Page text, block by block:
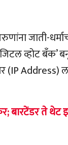
जाती-
व्होट बँक’
(IP Address)
बारटेंडर ते थेट